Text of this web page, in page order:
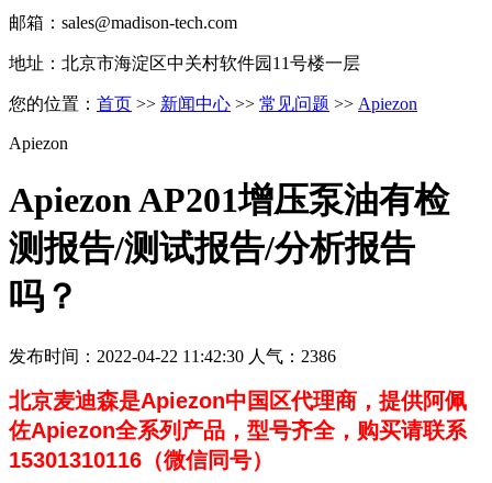
邮箱：sales@madison-tech.com
地址：北京市海淀区中关村软件园11号楼一层
您的位置： 首页 >> 新闻中心 >> 常见问题 >> Apiezon
Apiezon
Apiezon AP201增压泵油有检
测报告/测试报告/分析报告
吗？
发布时间：2022-04-22 11:42:30 人气：2386
北京麦迪森是Apiezon中国区代理商，提供阿佩
佐Apiezon全系列产品，型号齐全，购买请联系
15301310116（微信同号）